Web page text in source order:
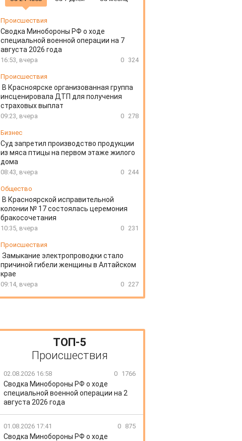
Происшествия
Сводка Минобороны РФ о ходе
специальной военной операции на 7
августа 2026 года
16:53, вчера 0 324
Происшествия
В Красноярске организованная группа
инсценировала ДТП для получения
страховых выплат
09:23, вчера 0 278
Бизнес
Суд запретил производство продукции
из мяса птицы на первом этаже жилого
дома
08:43, вчера 0 244
Общество
В Красноярской исправительной
колонии № 17 состоялась церемония
бракосочетания
10:35, вчера 0 231
Происшествия
Замыкание электропроводки стало
причиной гибели женщины в Алтайском
крае
09:14, вчера 0 227
ТОП-5
Происшествия
02.08.2026 16:58 0 1766
Сводка Минобороны РФ о ходе
специальной военной операции на 2
августа 2026 года
01.08.2026 17:41 0 875
Сводка Минобороны РФ о ходе